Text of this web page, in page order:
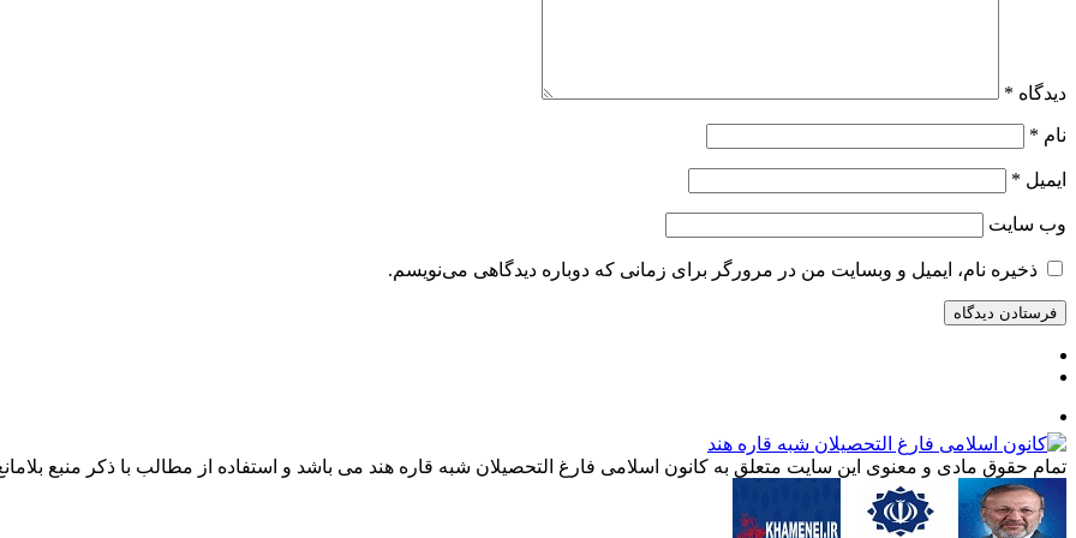
دیدگاه *
نام *
ایمیل *
وب‌ سایت
ذخیره نام، ایمیل و وبسایت من در مرورگر برای زمانی که دوباره دیدگاهی می‌نویسم.
تمام حقوق مادی و معنوی این سایت متعلق به کانون اسلامی فارغ التحصیلان شبه قاره هند می باشد و استفاده از مطالب با ذکر منبع